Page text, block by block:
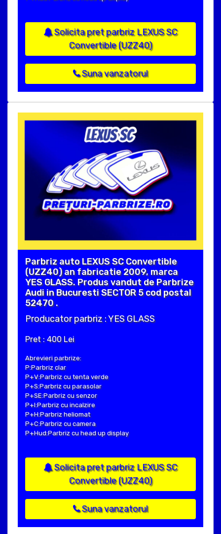
Solicita pret parbriz LEXUS SC
Convertible (UZZ40)
Suna vanzatorul
Parbriz auto LEXUS SC Convertible
(UZZ40) an fabricatie 2009, marca
YES GLASS. Produs vandut de Parbrize
Audi in Bucuresti SECTOR 5 cod postal
52470 .
Producator parbriz : YES GLASS
Pret : 400 Lei
Abrevieri parbrize:
P:Parbriz clar
P+V:Parbriz cu tenta verde
P+S:Parbriz cu parasolar
P+SE:Parbriz cu senzor
P+I:Parbriz cu incalzire
P+H:Parbriz heliomat
P+C:Parbriz cu camera
P+Hud:Parbriz cu head up display
Solicita pret parbriz LEXUS SC
Convertible (UZZ40)
Suna vanzatorul